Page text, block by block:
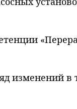
изменений в